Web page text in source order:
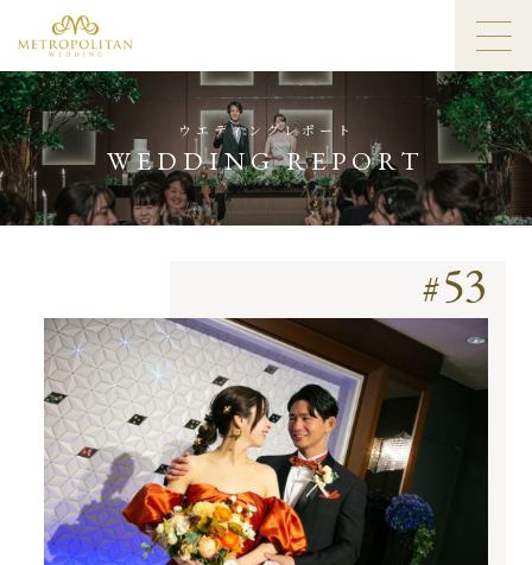
ウエディングレポート
WEDDING REPORT
53